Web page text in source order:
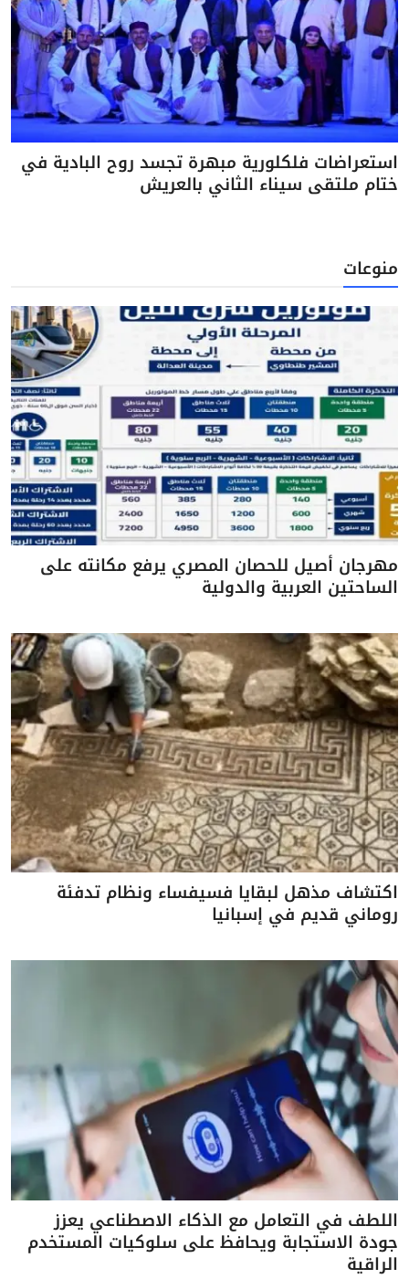
استعراضات فلكلورية مبهرة تجسد روح البادية في
ختام ملتقى سيناء الثاني بالعريش
منوعات
مهرجان أصيل للحصان المصري يرفع مكانته على
الساحتين العربية والدولية
اكتشاف مذهل لبقايا فسيفساء ونظام تدفئة
روماني قديم في إسبانيا
اللطف في التعامل مع الذكاء الاصطناعي يعزز
جودة الاستجابة ويحافظ على سلوكيات المستخدم
الراقية